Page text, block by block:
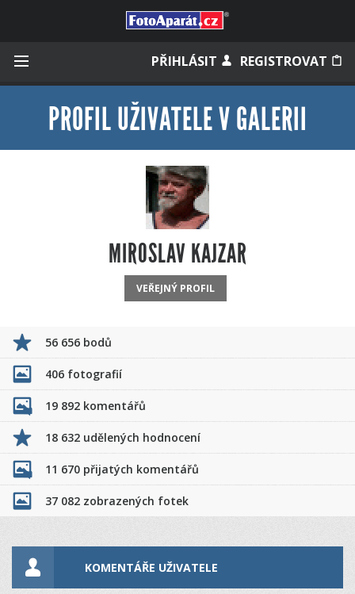
PŘIHLÁSIT REGISTROVAT
Zapomněli jste heslo?
Měli jste účet na starém webu?
PROFIL UŽIVATELE V GALERII
MIROSLAV KAJZAR
VEŘEJNÝ PROFIL
56 656 bodů
406 fotografií
19 892 komentářů
18 632 udělených hodnocení
11 670 přijatých komentářů
37 082 zobrazených fotek
KOMENTÁŘE UŽIVATELE